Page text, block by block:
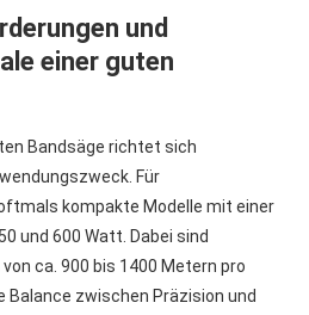
und
einer guten
Bandsäge richtet sich
Für
kompakte Modelle mit einer
und 600 Watt. Dabei sind
ca. 900 bis 1400 Metern pro
Balance zwischen Präzision und